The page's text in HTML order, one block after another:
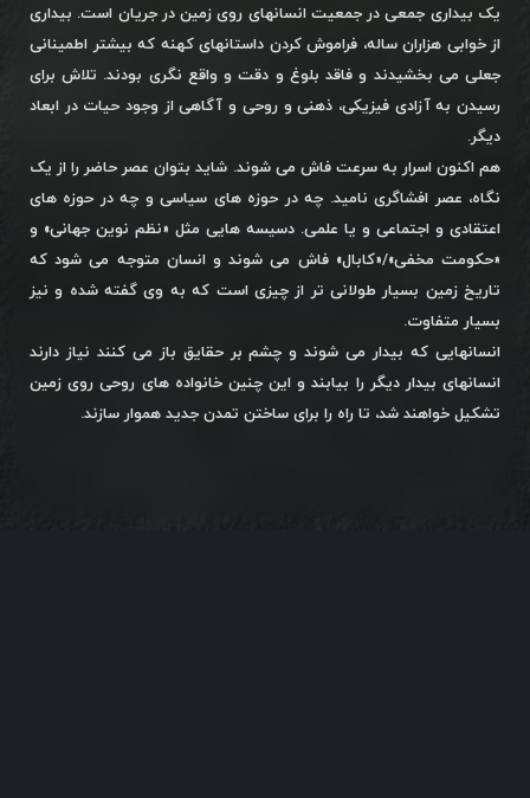
یک بیداری جمعی در جمعیت انسانهای روی زمین در جریان است. بیداری
از خوابی هزاران ساله، فراموش کردن داستانهای کهنه که بیشتر اطمینانی
جعلی می بخشیدند و فاقد بلوغ و دقت و واقع نگری بودند. تلاش برای
رسیدن به آزادی فیزیکی، ذهنی و روحی و آگاهی از وجود حیات در ابعاد
دیگر.
هم اکنون اسرار به سرعت فاش می شوند. شاید بتوان عصر حاضر را از یک
نگاه، عصر افشاگری نامید. چه در حوزه های سیاسی و چه در حوزه های
اعتقادی و اجتماعی و یا علمی. دسیسه هایی مثل «نظم نوین جهانی» و
«حکومت مخفی»/«کابال» فاش می شوند و انسان متوجه می شود که
تاریخ زمین بسیار طولانی تر از چیزی است که به وی گفته شده و نیز
بسیار متفاوت.
انسانهایی که بیدار می شوند و چشم بر حقایق باز می کنند نیاز دارند
انسانهای بیدار دیگر را بیابند و این چنین خانواده های روحی روی زمین
تشکیل خواهند شد، تا راه را برای ساختن تمدن جدید هموار سازند.